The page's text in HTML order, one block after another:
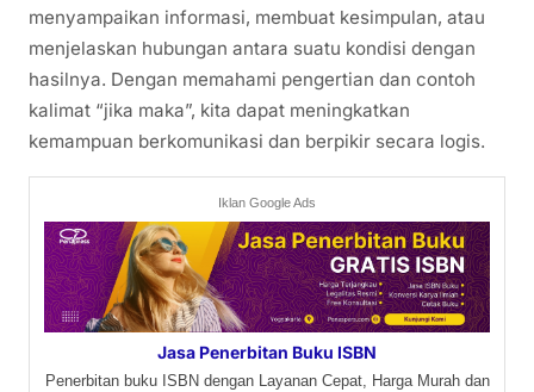
menyampaikan informasi, membuat kesimpulan, atau
menjelaskan hubungan antara suatu kondisi dengan
hasilnya. Dengan memahami pengertian dan contoh
kalimat “jika maka”, kita dapat meningkatkan
kemampuan berkomunikasi dan berpikir secara logis.
Iklan Google Ads
Jasa Penerbitan Buku ISBN
Penerbitan buku ISBN dengan Layanan Cepat, Harga Murah dan